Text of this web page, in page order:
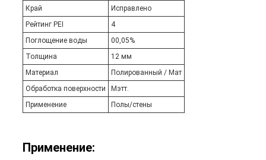
Край
Исправлено
Рейтинг PEI
4
Поглощение воды
00,05%
Толщина
12 мм
Материал
Полированный / Мат
Обработка поверхности
Мэтт.
Применение
Полы/стены
Применение: